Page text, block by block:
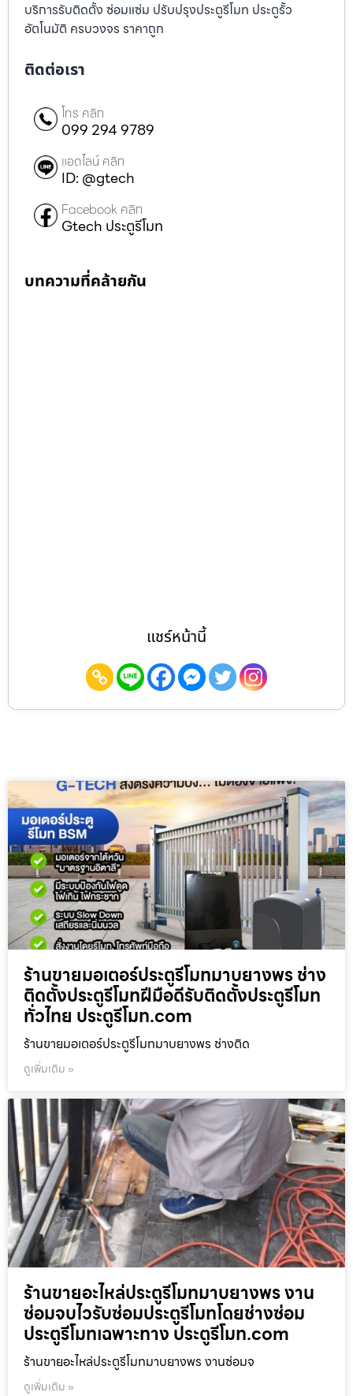
บริการรับติดตั้ง ซ่อมแซ่ม ปรับปรุงประตูรีโมท ประตูรั้ว
อัตโนมัติ ครบวงจร ราคาถูก
ติดต่อเรา
โทร คลิก
099 294 9789
แอดไลน์ คลิก
ID: @gtech
Facebook คลิก
Gtech ประตูรีโมท
บทความที่คล้ายกัน
แชร์หน้านี้
ร้านขายมอเตอร์ประตูรีโมทมาบยางพร ช่าง
ติดตั้งประตูรีโมทฝีมือดีรับติดตั้งประตูรีโมท
ทั่วไทย ประตูรีโมท.com
ร้านขายมอเตอร์ประตูรีโมทมาบยางพร ช่างติด
ดูเพิ่มเติม »
ร้านขายอะไหล่ประตูรีโมทมาบยางพร งาน
ซ่อมจบไวรับซ่อมประตูรีโมทโดยช่างซ่อม
ประตูรีโมทเฉพาะทาง ประตูรีโมท.com
ร้านขายอะไหล่ประตูรีโมทมาบยางพร งานซ่อมจ
ดูเพิ่มเติม »